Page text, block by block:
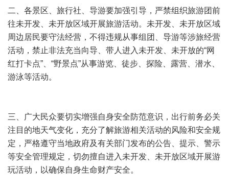
二、各景区、旅行社、导游要加强引导，严禁组织旅游团前
往未开发、未开放区域开展旅游活动。未开发、未开放区域
周边居民要守法经营，不得违规从事组团、导游等涉旅经营
活动，禁止非法充当向导、带人进入未开发、未开放的“网
红打卡点”、“野景点”从事游览、徒步、探险、露营、潜水、
游泳等活动。
三、广大民众要切实增强自身安全防范意识，出行前务必关
注目的地天气变化，充分了解旅游相关活动的风险和安全规
定，严格遵守当地政府及有关部门发布的公告、提示、警示
等安全管理规定，切勿擅自进入未开发、未开放区域开展游
玩活动，以确保自身生命财产安全。